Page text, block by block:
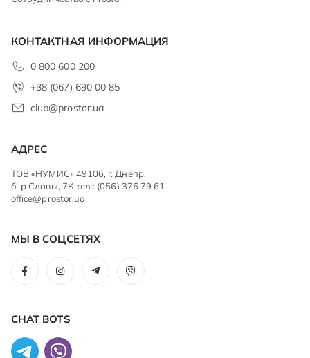
КОНТАКТНАЯ ИНФОРМАЦИЯ
0 800 600 200
+38 (067) 690 00 85
club@prostor.ua
АДРЕС
ТОВ «НУМИС» 49106, г. Днепр,
б-р Славы, 7К тел.: (056) 376 79 61
office@prostor.ua
МЫ В СОЦСЕТЯХ
CHAT BOTS